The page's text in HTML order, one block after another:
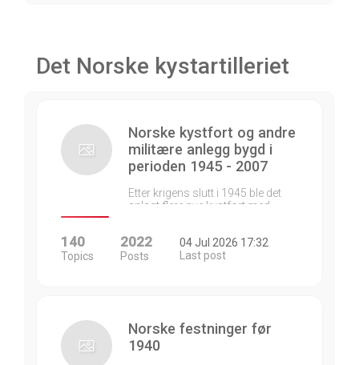
Det Norske kystartilleriet
Norske kystfort og andre
militære anlegg bygd i
perioden 1945 - 2007
Etter krigens slutt i 1945 ble det
anlagt flere nye kystfort med…
140
Topics
2022
Posts
04 Jul 2026 17:32
Last post
Norske festninger før
1940